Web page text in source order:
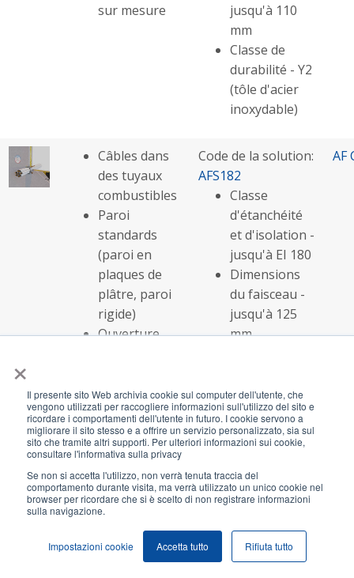
×
Il presente sito Web archivia cookie sul computer dell'utente, che
vengono utilizzati per raccogliere informazioni sull'utilizzo del sito e
ricordare i comportamenti dell'utente in futuro. I cookie servono a
migliorare il sito stesso e a offrire un servizio personalizzato, sia sul
sito che tramite altri supporti. Per ulteriori informazioni sui cookie,
consultare l'informativa sulla privacy
Se non si accetta l'utilizzo, non verrà tenuta traccia del
comportamento durante visita, ma verrà utilizzato un unico cookie nel
browser per ricordare che si è scelto di non registrare informazioni
sulla navigazione.
Impostazioni cookie Accetta tutto Rifiuta tutto
sur mesure
jusqu'à 110
mm
Classe de
durabilité - Y2
(tôle d'acier
inoxydable)
Câbles dans
des tuyaux
combustibles
Paroi
standards
(paroi en
plaques de
plâtre, paroi
rigide)
Ouverture
Code de la solution:
AFS182
Classe
d'étanchéité
et d'isolation -
jusqu'à EI 180
Dimensions
du faisceau -
jusqu'à 125
mm
(tôle d'acier
inoxydable)
AF
Câbles dans
des tuyaux
combustibles
Parois
(cloison
AFS184
Classe
et d'isolation -
EI 120